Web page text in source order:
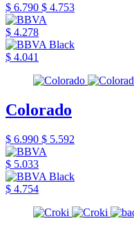
$ 6.790 $ 4.753
$ 4.278
$ 4.041
Colorado
$ 6.990 $ 5.592
$ 5.033
$ 4.754